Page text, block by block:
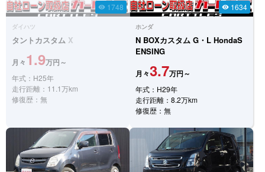
visibility 1748
ダイハツ
タントカスタム X
月々1.9万円～
年式：H25年
走行距離：11.1万km
修復歴：無
visibility 1634
ホンダ
N BOXカスタム G・L HondaS
ENSING
月々3.7万円～
年式：H29年
走行距離：8.2万km
修復歴：無